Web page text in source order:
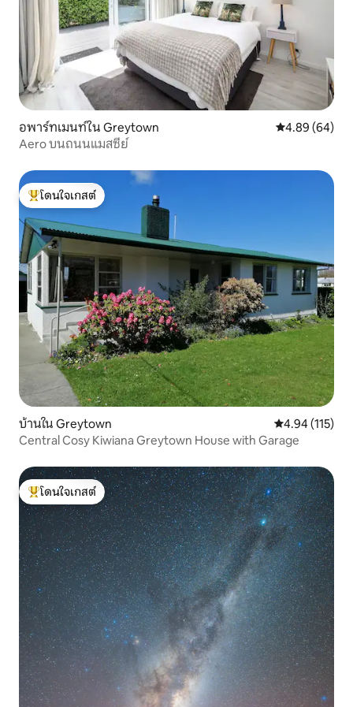
อพาร์ทเมนท์ใน Greytown คะแนนเฉลี่ย
4.89 (64)
Aero บนถนนแมสซีย์
โดนใจเกสต์ที่สุด
โดนใจเกสต์
บ้านใน Greytown คะแนนเฉลี่ย
4.94 (115)
Central Cosy Kiwiana Greytown House with Garage
โดนใจเกสต์ที่สุด
โดนใจเกสต์